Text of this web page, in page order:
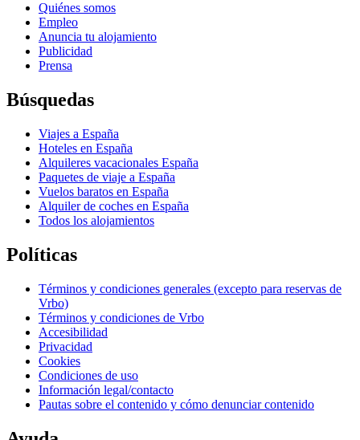
Quiénes somos
Empleo
Anuncia tu alojamiento
Publicidad
Prensa
Búsquedas
Viajes a España
Hoteles en España
Alquileres vacacionales España
Paquetes de viaje a España
Vuelos baratos en España
Alquiler de coches en España
Todos los alojamientos
Políticas
Términos y condiciones generales (excepto para reservas de
Vrbo)
Términos y condiciones de Vrbo
Accesibilidad
Privacidad
Cookies
Condiciones de uso
Información legal/contacto
Pautas sobre el contenido y cómo denunciar contenido